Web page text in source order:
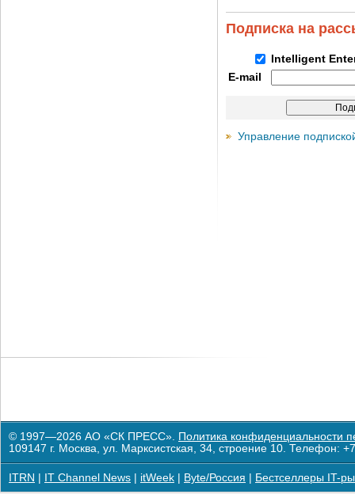
Подписка на
Intelligent
E-mail
Управление
© 1997—2026 АО «СК ПРЕСС». Политика конфиденциальности
109147 г. Москва, ул. Марксистская, 34, строение 10. Телефон:
ITRN IT Channel News itWeek Byte/Россия Бестселлеры IT-